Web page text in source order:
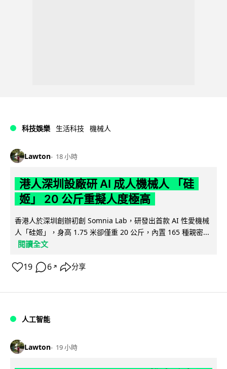
科技娛樂 生活科技 機械人
Lawton 18 小時
港人深圳設廠研 AI 成人機械人 「硅
姬」 20 公斤重擬人度極高
香港人於深圳創辦初創 Somnia Lab，研發出首款 AI 性愛機械
人「硅姬」，身高 1.75 米卻僅重 20 公斤，內置 165 種親密...
閱讀全文
19 6 ↗ 分享
人工智能
Lawton 19 小時